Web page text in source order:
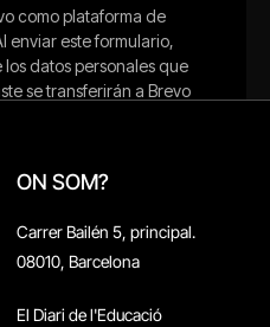
ON SOM?
Carrer Bailén 5, principal.
08010, Barcelona
El Diari de l'Educació